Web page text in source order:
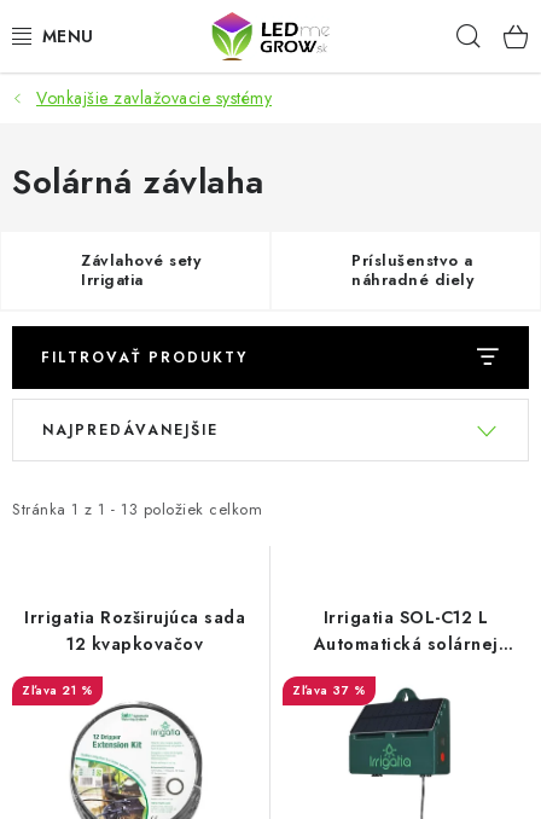
na
AKCIE
LED OSVETLENIE PRE RASTLINY
PRE AKVÁRIA
MICROGREENS
SMART GARDEN
Obchodné podmienky
Vonkajšie zavlažovacie systémy
Solárná závlaha
Závlahové sety
Irrigatia
Príslušenstvo a
náhradné diely
FILTROVAŤ PRODUKTY
V
i
d
u
Stránka 1 z 1 - 13 položiek celkom
R
e
e
r
o
NAJPREDÁVANEJŠIE
Irrigatia Rozširujúca sada
12 kvapkovačov
21 %
Irrigatia SOL-C12 L
Automatická solárnej
závlaha
37 %